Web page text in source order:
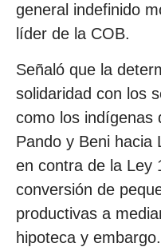
general indefinido
líder de la COB.
Señaló que la
solidaridad con los
como los indígenas
Pando y Beni hacia
en contra de la Ley
conversión de
productivas a
hipoteca y embargo.